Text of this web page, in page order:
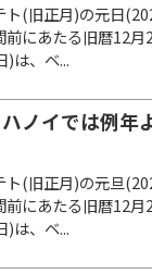
(旧正月)の元日
前にあたる旧暦12
)は、ベ...
ノイでは例年
(旧正月)の元旦
前にあたる旧暦12
)は、ベ...